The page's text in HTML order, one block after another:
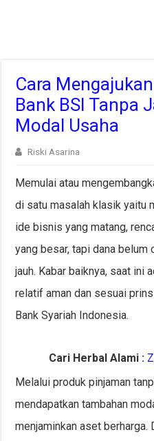
Cara
Bank BSI Tanpa
Modal Usaha
Riski Asarina
Memulai atau
di satu masalah klasik yaitu
ide bisnis yang matang,
yang besar, tapi dana belum
jauh. Kabar baiknya, saat ini
relatif aman dan sesuai
Bank Syariah Indonesia.
Cari Herbal Alami :
Melalui produk pinjaman
mendapatkan tambahan
menjaminkan aset berharga.